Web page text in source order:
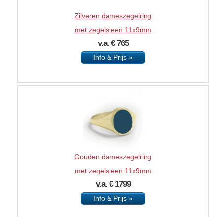
Zilveren dameszegelring
met zegelsteen 11x9mm
v.a. € 765
Info & Prijs »
Gouden dameszegelring
met zegelsteen 11x9mm
v.a. € 1799
Info & Prijs »